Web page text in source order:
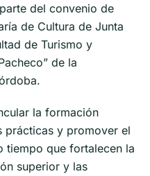
del convenio de
de Cultura de Junta
de Turismo y
de la
la formación
prácticas y promover el
tiempo que fortalecen la
superior y las